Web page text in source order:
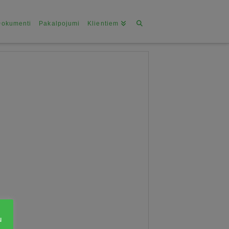
Pakalpojumi Klientiem